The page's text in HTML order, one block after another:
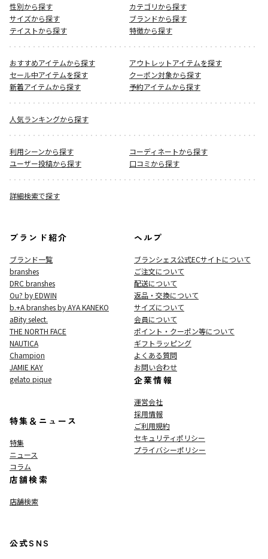
性別から探す
カテゴリから探す
サイズから探す
ブランドから探す
テイストから探す
特徴から探す
おすすめアイテムから探す
アウトレットアイテムを探す
セール中アイテムを探す
クーポン対象から探す
新着アイテムから探す
予約アイテムから探す
人気ランキングから探す
利用シーンから探す
コーディネートから探す
ユーザー投稿から探す
口コミから探す
詳細検索で探す
ブランド紹介
ブランド一覧
branshes
DRC branshes
Ou? by EDWIN
b.+A branshes by AYA KANEKO
aBity select.
THE NORTH FACE
NAUTICA
Champion
JAMIE KAY
gelato pique
特集＆ニュース
特集
ニュース
コラム
店舗検索
店舗検索
ヘルプ
ブランシェス公式ECサイトについて
ご注文について
配送について
返品・交換について
サイズについて
会員について
ポイント・クーポン等について
ギフトラッピング
よくある質問
お問い合わせ
企業情報
運営会社
採用情報
ご利用規約
セキュリティポリシー
プライバシーポリシー
公式SNS